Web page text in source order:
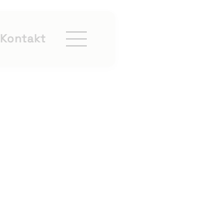
Kontakt